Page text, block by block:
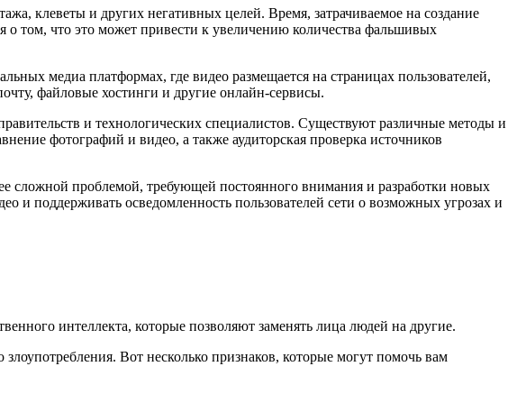
клеветы и других негативных целей. Время, затрачиваемое на создание
о том, что это может привести к увеличению количества фальшивых
медиа платформах, где видео размещается на страницах пользователей,
файловые хостинги и другие онлайн-сервисы.
и технологических специалистов. Существуют различные методы и
фотографий и видео, а также аудиторская проверка источников
сложной проблемой, требующей постоянного внимания и разработки новых
поддерживать осведомленность пользователей сети о возможных угрозах и
интеллекта, которые позволяют заменять лица людей на другие.
Вот несколько признаков, которые могут помочь вам